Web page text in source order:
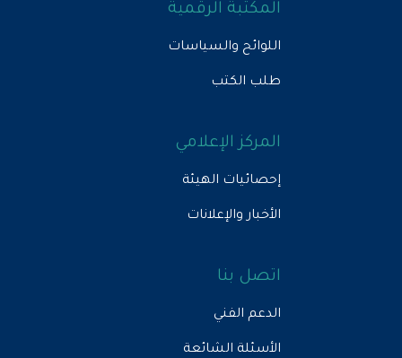
المكتبة الرقمية
اللوائح والسياسات
طلب الكتب
المركز الإعلامي
إحصائيات الهيئة
الأخبار والإعلانات
اتصل بنا
الدعم الفني
الأسئلة الشائعة